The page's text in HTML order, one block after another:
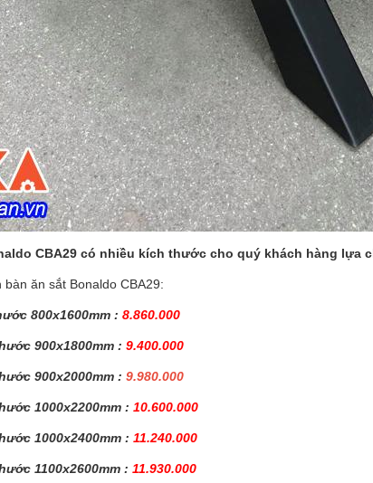
CBA29 có nhiều kích thước cho quý khách hàng lựa
ăn sắt Bonaldo CBA29:
800x1600mm : 8.860.000
900x1800mm : 9.400.000
900x2000mm : 9.980.000
1000x2200mm : 10.600.000
1000x2400mm : 11.240.000
1100x2600mm : 11.930.000